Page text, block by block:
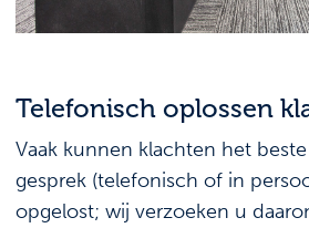
Telefonisch oplossen
Vaak kunnen klachten het
gesprek (telefonisch of in
opgelost; wij verzoeken u